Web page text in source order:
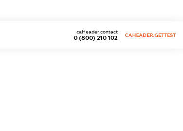
0 (800) 210 102
caHeader.contact
CAHEADER.GETTEST